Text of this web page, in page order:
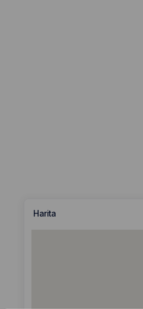
Harita